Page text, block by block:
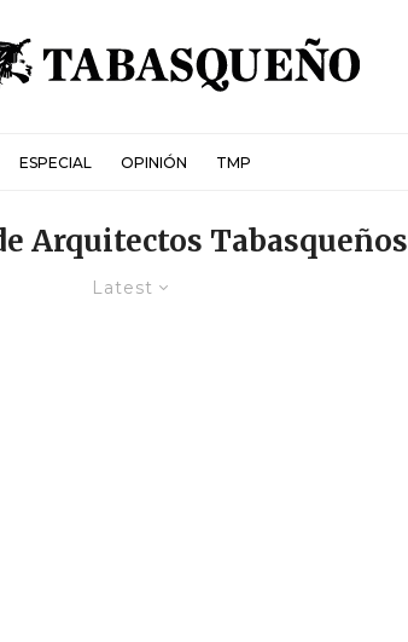
ESPECIAL OPINIÓN TMP
Arquitectos Tabasqueños
Latest